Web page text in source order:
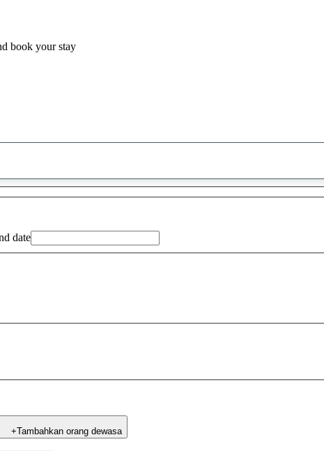
book your stay
saran
ditemukan
date
+Tambahkan orang dewasa